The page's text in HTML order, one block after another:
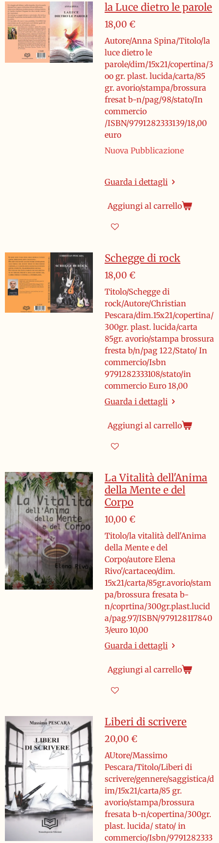
la Luce dietro le parole
18,00 €
Autore/Anna Spina/Titolo/la
luce dietro le
parole/dim/15x21/copertina/3
oo gr. plast. lucida/carta/85
gr. avorio/stampa/brossura
fresat b-n/pag/98/stato/In
commercio
/ISBN/9791282333139/18,00
euro
Nuova Pubblicazione
Guarda i dettagli
Aggiungi al carrello
Schegge di rock
18,00 €
Titolo/Schegge di
rock/Autore/Christian
Pescara/dim.15x21/copertina/
300gr. plast. lucida/carta
85gr. avorio/stampa brossura
fresta b/n/pag 122/Stato/ In
commercio/Isbn
9791282333108/stato/in
commercio Euro 18,00
Guarda i dettagli
Aggiungi al carrello
La Vitalità dell'Anima
della Mente e del
Corpo
10,00 €
Titolo/la vitalità dell'Anima
della Mente e del
Corpo/autore Elena
Rivo'/cartaceo/dim.
15x21/carta/85gr.avorio/stam
pa/brossura fresata b-
n/coprtina/300gr.plast.lucid
a/pag.97/ISBN/979128117840
3/euro 10,00
Guarda i dettagli
Aggiungi al carrello
Liberi di scrivere
20,00 €
AUtore/Massimo
Pescara/Titolo/Liberi di
scrivere/gennere/saggistica/d
im/15x21/carta/85 gr.
avorio/stampa/brossura
fresata b-n/copertina/300gr.
plast. lucida/ stato/ in
commercio/Isbn/9791282333